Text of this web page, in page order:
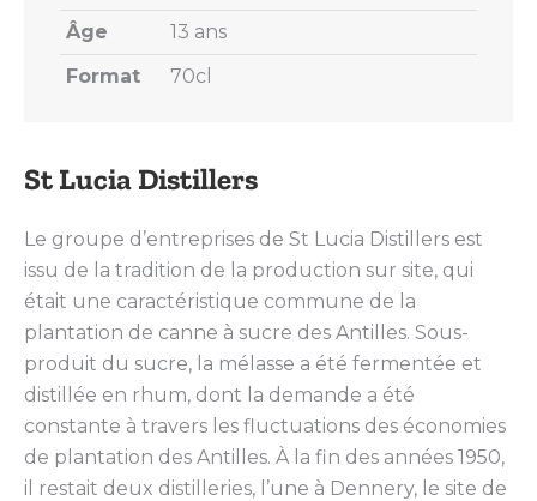
St Lucia Distillers
Le groupe d’entreprises de St Lucia Distillers est
issu de la tradition de la production sur site, qui
était une caractéristique commune de la
plantation de canne à sucre des Antilles. Sous-
produit du sucre, la mélasse a été fermentée et
distillée en rhum, dont la demande a été
constante à travers les fluctuations des économies
de plantation des Antilles. À la fin des années 1950,
il restait deux distilleries, l’une à Dennery, le site de
Âge
13 ans
Format
70cl